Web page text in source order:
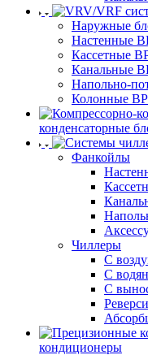
Наружные
Настенные
Кассетные
Канальные
Напольно-
Колонные
конденсаторные
Фанкойлы
Чиллеры
С
С
С
кондиционеры